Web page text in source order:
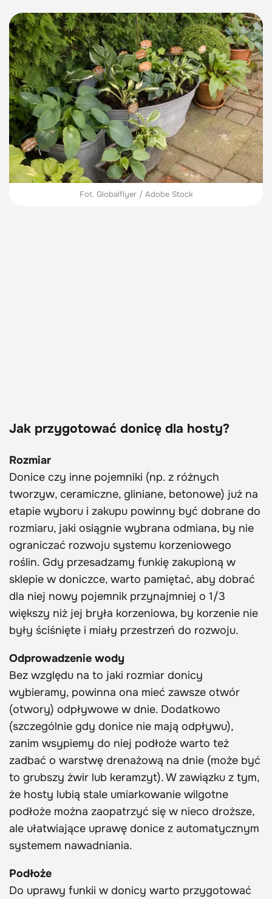
Fot. Globalflyer / Adobe Stock
Jak przygotować donicę dla hosty?
Rozmiar
Donice czy inne pojemniki (np. z różnych
tworzyw, ceramiczne, gliniane, betonowe) już na
etapie wyboru i zakupu powinny być dobrane do
rozmiaru, jaki osiągnie wybrana odmiana, by nie
ograniczać rozwoju systemu korzeniowego
roślin. Gdy przesadzamy funkię zakupioną w
sklepie w doniczce, warto pamiętać, aby dobrać
dla niej nowy pojemnik przynajmniej o 1/3
większy niż jej bryła korzeniowa, by korzenie nie
były ściśnięte i miały przestrzeń do rozwoju.
Odprowadzenie wody
Bez względu na to jaki rozmiar donicy
wybieramy, powinna ona mieć zawsze otwór
(otwory) odpływowe w dnie. Dodatkowo
(szczególnie gdy donice nie mają odpływu),
zanim wsypiemy do niej podłoże warto też
zadbać o warstwę drenażową na dnie (może być
to grubszy żwir lub keramzyt). W zawiązku z tym,
że hosty lubią stale umiarkowanie wilgotne
podłoże można zaopatrzyć się w nieco droższe,
ale ułatwiające uprawę donice z automatycznym
systemem nawadniania.
Podłoże
Do uprawy funkii w donicy warto przygotować